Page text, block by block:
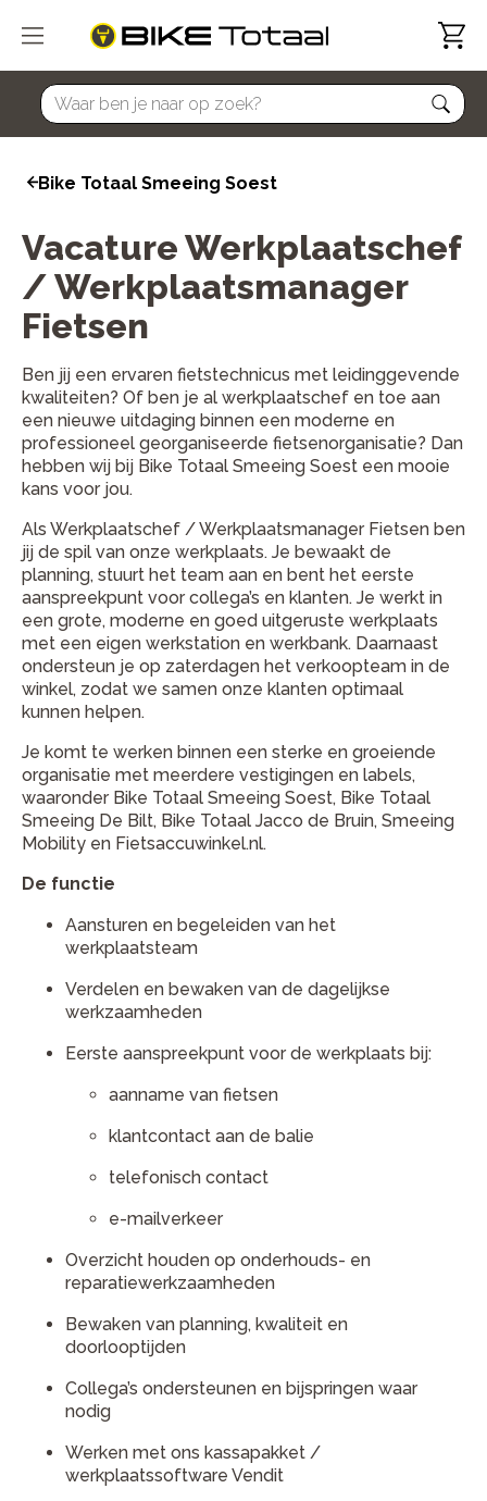
home
Bike Totaal Smeeing Soest
Vacature Werkplaatschef
/ Werkplaatsmanager
Fietsen
Ben jij een ervaren fietstechnicus met leidinggevende
kwaliteiten? Of ben je al werkplaatschef en toe aan
een nieuwe uitdaging binnen een moderne en
professioneel georganiseerde fietsenorganisatie? Dan
hebben wij bij Bike Totaal Smeeing Soest een mooie
kans voor jou.
Als Werkplaatschef / Werkplaatsmanager Fietsen ben
jij de spil van onze werkplaats. Je bewaakt de
planning, stuurt het team aan en bent het eerste
aanspreekpunt voor collega’s en klanten. Je werkt in
een grote, moderne en goed uitgeruste werkplaats
met een eigen werkstation en werkbank. Daarnaast
ondersteun je op zaterdagen het verkoopteam in de
winkel, zodat we samen onze klanten optimaal
kunnen helpen.
Je komt te werken binnen een sterke en groeiende
organisatie met meerdere vestigingen en labels,
waaronder Bike Totaal Smeeing Soest, Bike Totaal
Smeeing De Bilt, Bike Totaal Jacco de Bruin, Smeeing
Mobility en Fietsaccuwinkel.nl.
De functie
Aansturen en begeleiden van het
werkplaatsteam
Verdelen en bewaken van de dagelijkse
werkzaamheden
Eerste aanspreekpunt voor de werkplaats bij:
aanname van fietsen
klantcontact aan de balie
telefonisch contact
e-mailverkeer
Overzicht houden op onderhouds- en
reparatiewerkzaamheden
Bewaken van planning, kwaliteit en
doorlooptijden
Collega’s ondersteunen en bijspringen waar
nodig
Werken met ons kassapakket /
werkplaatssoftware Vendit